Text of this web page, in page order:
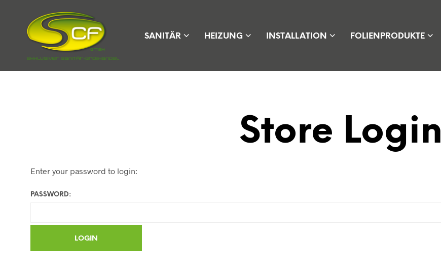
SANITÄR HEIZUNG INSTALLATION FOLIENPRODUKTE
Store Login
Enter your password to login:
PASSWORD: